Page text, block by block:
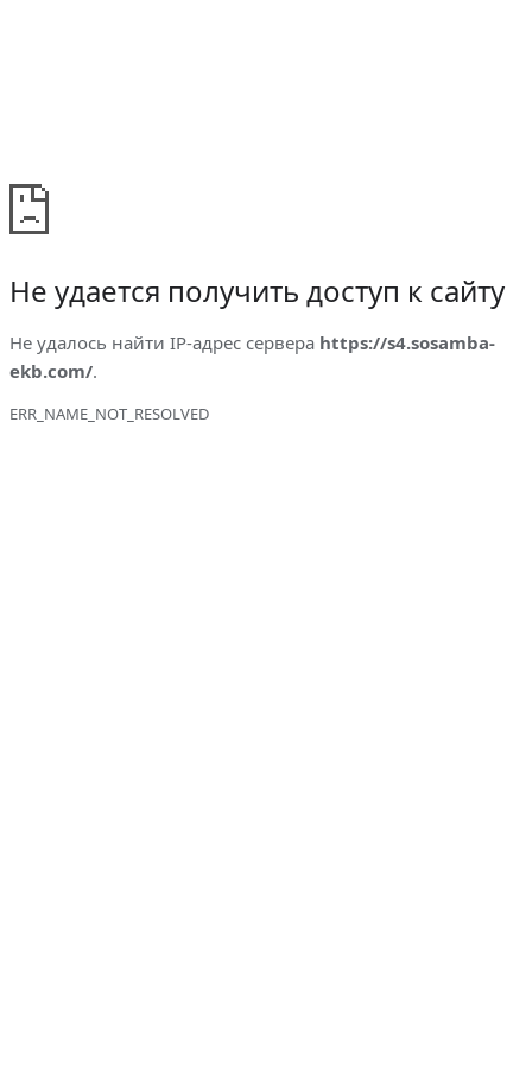
Не удается получить доступ к сайту
Не удалось найти IP-адрес сервера https://s4.sosamba-
ekb.com/.
ERR_NAME_NOT_RESOLVED